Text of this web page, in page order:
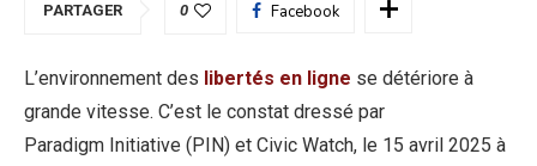
PARTAGER 0 Facebook
L’environnement des libertés en ligne se détériore à
grande vitesse. C’est le constat dressé par
Paradigm Initiative (PIN) et Civic Watch, le 15 avril 2025 à